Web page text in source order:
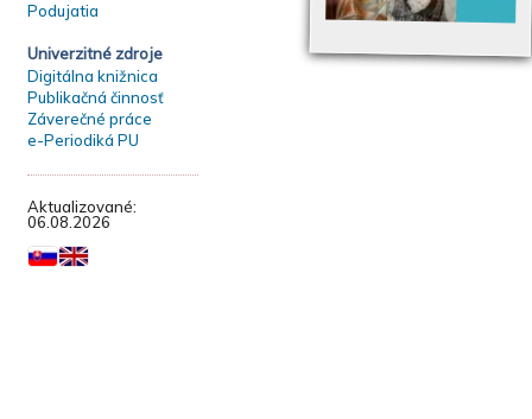
Podujatia
Univerzitné zdroje
Digitálna knižnica
Publikačná činnosť
Záverečné práce
e-Periodiká PU
Aktualizované:
06.08.2026